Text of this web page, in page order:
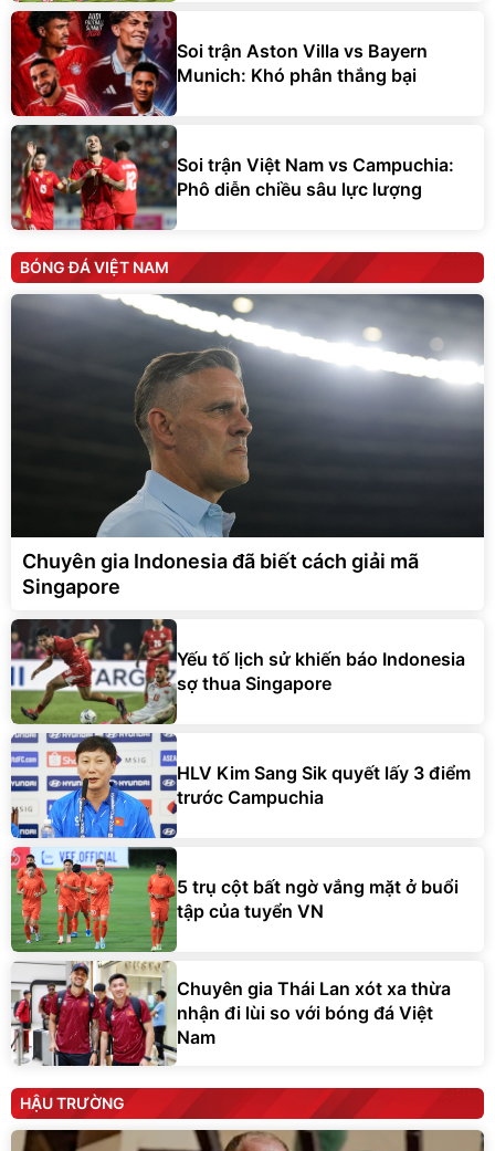
Soi trận Aston Villa vs Bayern
Munich: Khó phân thắng bại
Soi trận Việt Nam vs Campuchia:
Phô diễn chiều sâu lực lượng
BÓNG ĐÁ VIỆT NAM
Chuyên gia Indonesia đã biết cách giải mã
Singapore
Yếu tố lịch sử khiến báo Indonesia
sợ thua Singapore
HLV Kim Sang Sik quyết lấy 3 điểm
trước Campuchia
5 trụ cột bất ngờ vắng mặt ở buổi
tập của tuyển VN
Chuyên gia Thái Lan xót xa thừa
nhận đi lùi so với bóng đá Việt
Nam
HẬU TRƯỜNG